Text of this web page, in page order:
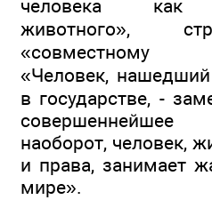
человека как
животного»,
«совместному
«Человек,
в государстве, -
наоборот, человек,
и права, занимает
мире».